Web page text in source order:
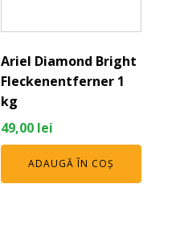
Ariel Diamond Bright
Fleckenentferner 1
kg
49,00 lei
ADAUGĂ ÎN COȘ